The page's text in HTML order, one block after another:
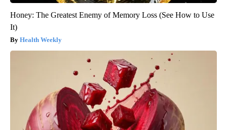
Honey: The Greatest Enemy of Memory Loss (See How to Use
It)
Health Weekly